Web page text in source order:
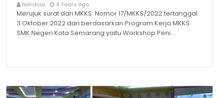
Nendvia 4 Years Ago
Merujuk surat dari MKKS Nomor 17/MKKS/2022 tertanggal
3 Oktober 2022 dan berdasarkan Program Kerja MKKS
SMK Negeri Kota Semarang yaitu Workshop Peni…